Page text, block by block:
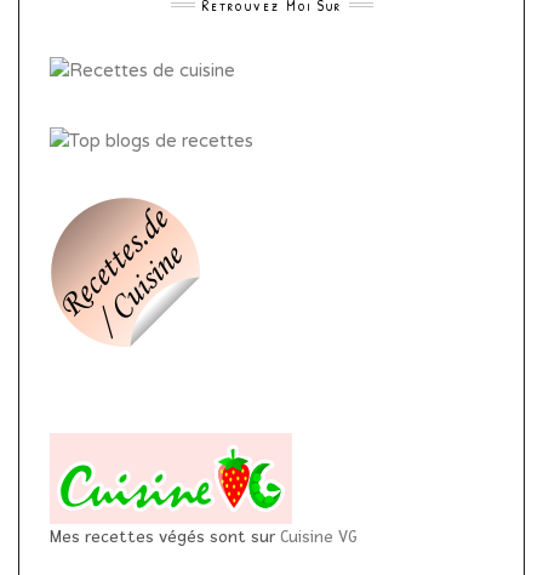
Retrouvez Moi Sur
Mes recettes végés sont sur Cuisine VG